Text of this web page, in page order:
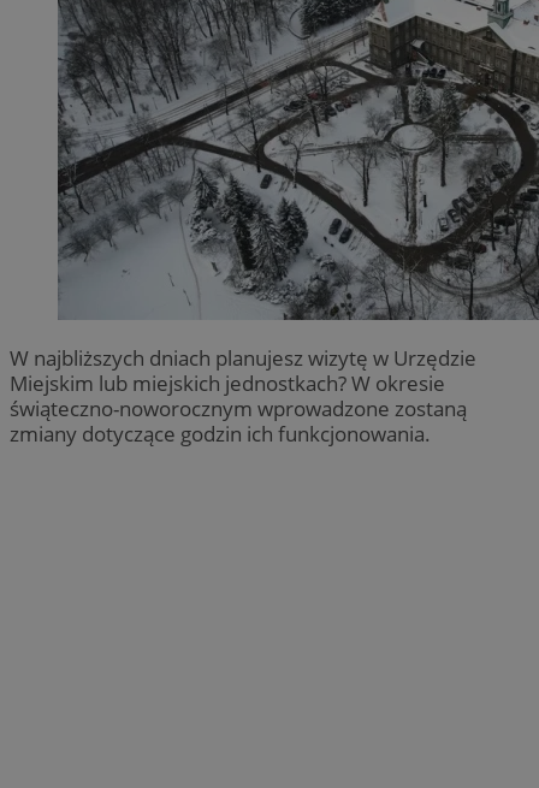
W najbliższych dniach planujesz wizytę w Urzędzie
Miejskim lub miejskich jednostkach? W okresie
świąteczno-noworocznym wprowadzone zostaną
zmiany dotyczące godzin ich funkcjonowania.